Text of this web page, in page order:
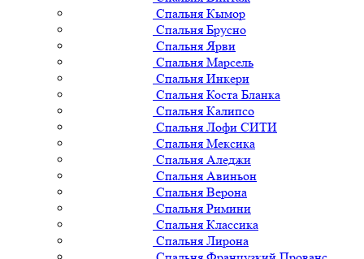
Спальня Кымор
Спальня Брусно
Спальня Ярви
Спальня Марсель
Спальня Инкери
Спальня Коста Бланка
Спальня Калипсо
Спальня Лофи СИТИ
Спальня Мексика
Спальня Аледжи
Спальня Авиньон
Спальня Верона
Спальня Римини
Спальня Классика
Спальня Лирона